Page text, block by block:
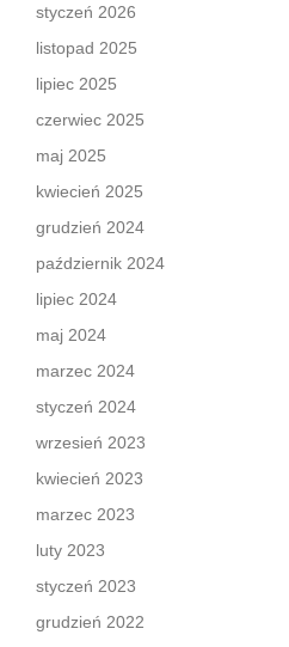
styczeń 2026
listopad 2025
lipiec 2025
czerwiec 2025
maj 2025
kwiecień 2025
grudzień 2024
październik 2024
lipiec 2024
maj 2024
marzec 2024
styczeń 2024
wrzesień 2023
kwiecień 2023
marzec 2023
luty 2023
styczeń 2023
grudzień 2022